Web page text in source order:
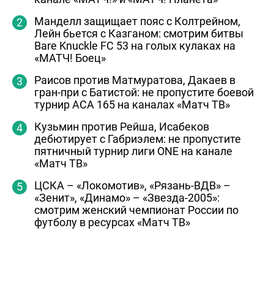
Манделл защищает пояс с Колтрейном,
Лейн бьется с Казганом: смотрим битвы
Bare Knuckle FC 53 на голых кулаках на
«МАТЧ! Боец»
Раисов против Матмуратова, Дакаев в
гран-при с Батистой: не пропустите боевой
турнир ACA 165 на каналах «Матч ТВ»
Кузьмин против Рейша, Исабеков
дебютирует с Габриэлем: не пропустите
пятничный турнир лиги ONE на канале
«Матч ТВ»
ЦСКА – «Локомотив», «Рязань-ВДВ» –
«Зенит», «Динамо» – «Звезда-2005»:
смотрим женский чемпионат России по
футболу в ресурсах «Матч ТВ»